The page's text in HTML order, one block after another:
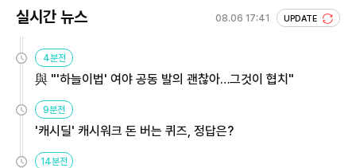
실시간 뉴스 08.06 17:41 UPDATE
4분전
與 "'하늘이법' 여야 공동 발의 괜찮아…그것이 협치"
9분전
'캐시딜' 캐시워크 돈 버는 퀴즈, 정답은?
14분전